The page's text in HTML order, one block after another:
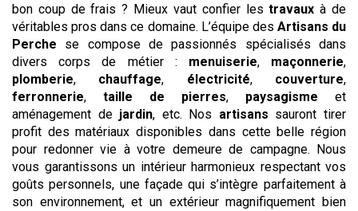
bon coup de frais ? Mieux vaut confier lestravaux à de
véritables pros dans ce domaine. L’équipe des Artisans du
Perche se compose de passionnés spécialisés dans
divers corps de métier : menuiserie, maçonnerie,
plomberie, chauffage, électricité, couverture,
ferronnerie, taille de pierres, paysagisme et
aménagement de jardin, etc. Nos artisans sauront tirer
profit des matériaux disponibles dans cette belle région
pour redonner vie à votre demeure de campagne. Nous
vous garantissons un intérieur harmonieux respectant vos
goûts personnels, une façade qui s’intègre parfaitement à
son environnement, et un extérieur magnifiquement bien